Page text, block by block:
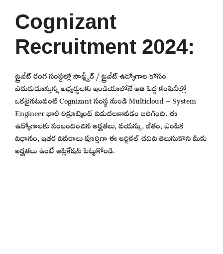
Cognizant
Recruitment 2024:
ప్రైవేట్ రంగ సంస్థల్లో సాఫ్ట్వేర్ / ప్రైవేట్ ఉద్యోగాల కోసం
ఎదురుచూస్తున్న అభ్యర్థులకు ఇండియాలోనే అతి పెద్ద కంపెనీల్లో
ఒకటైనటువంటి Cognizant సంస్థ నుండి Multicloud – System
Engineer భారీ రిక్రూట్మెంట్ విడుదలకావడం జరిగింది. ఈ
ఉద్యోగాలకు సంబందించిన అర్హతలు, వయస్సు, జీతం, ఎంపిక
విధానం, ఇతర వివరాలు పూర్తిగా ఈ ఆర్టికల్ చదివి తెలుసుకొని మీకు
అర్హతలు ఉంటే అప్లికేషన్ పెట్టుకోండి.